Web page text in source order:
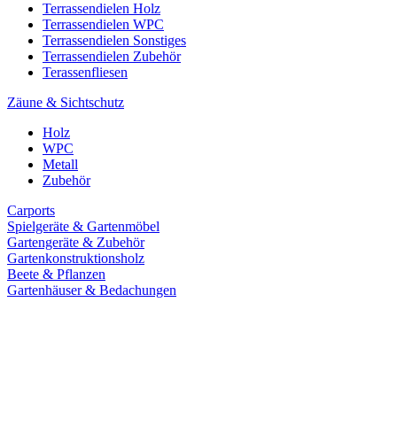
Terrassendielen Holz
Terrassendielen WPC
Terrassendielen Sonstiges
Terrassendielen Zubehör
Terassenfliesen
Zäune & Sichtschutz
Holz
WPC
Metall
Zubehör
Carports
Spielgeräte & Gartenmöbel
Gartengeräte & Zubehör
Gartenkonstruktionsholz
Beete & Pflanzen
Gartenhäuser & Bedachungen